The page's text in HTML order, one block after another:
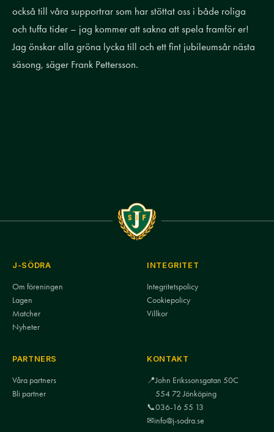
också till våra supportrar som har stöttat oss i både roliga
och tuffa tider – jag kommer att sakna att spela framför er!
Jag önskar alla gröna lycka till och ett fint jubileumsår nästa
säsong, säger Frank Pettersson.
J-SÖDRA
Om föreningen
Lagen
Matcher
Nyheter
INTEGRITET
Integritetspolicy
Cookiepolicy
Villkor
PARTNERS
Våra partners
Bli partner
KONTAKT
📍John Erikssonsgatan 50C
554 72 Jönköping
📞036-16 55 13
✉info@j-sodra.se